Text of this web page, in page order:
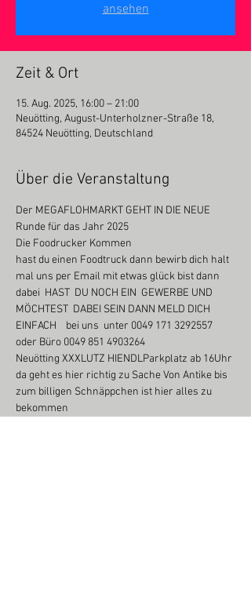
ansehen
Zeit & Ort
15. Aug. 2025, 16:00 – 21:00
Neuötting, August-Unterholzner-Straße 18,
84524 Neuötting, Deutschland
Über die Veranstaltung
Der MEGAFLOHMARKT GEHT IN DIE NEUE
Runde für das Jahr 2025
Die Foodrucker Kommen
hast du einen Foodtruck dann bewirb dich halt
mal uns per Email mit etwas glück bist dann
dabei  HAST  DU NOCH EIN  GEWERBE UND
MÖCHTEST  DABEI SEIN DANN MELD DICH
EINFACH    bei uns  unter 0049 171 3292557
oder Büro 0049 851 4903264
Neuötting XXXLUTZ HIENDLParkplatz ab 16Uhr
da geht es hier richtig zu Sache Von Antike bis
zum billigen Schnäppchen ist hier alles zu
bekommen